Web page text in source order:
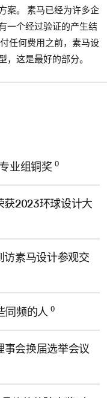
案。 素马已经为许多企
一个经过验证的产生结
任何费用之前，素马设
这是最好的部分。
业组铜奖 0
获2023环球设计大
素马设计参观交
同频的人 0
会换届选举会议